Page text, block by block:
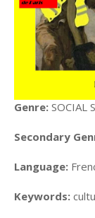
Genre: SOCIAL
Secondary
Language:
Keywords: